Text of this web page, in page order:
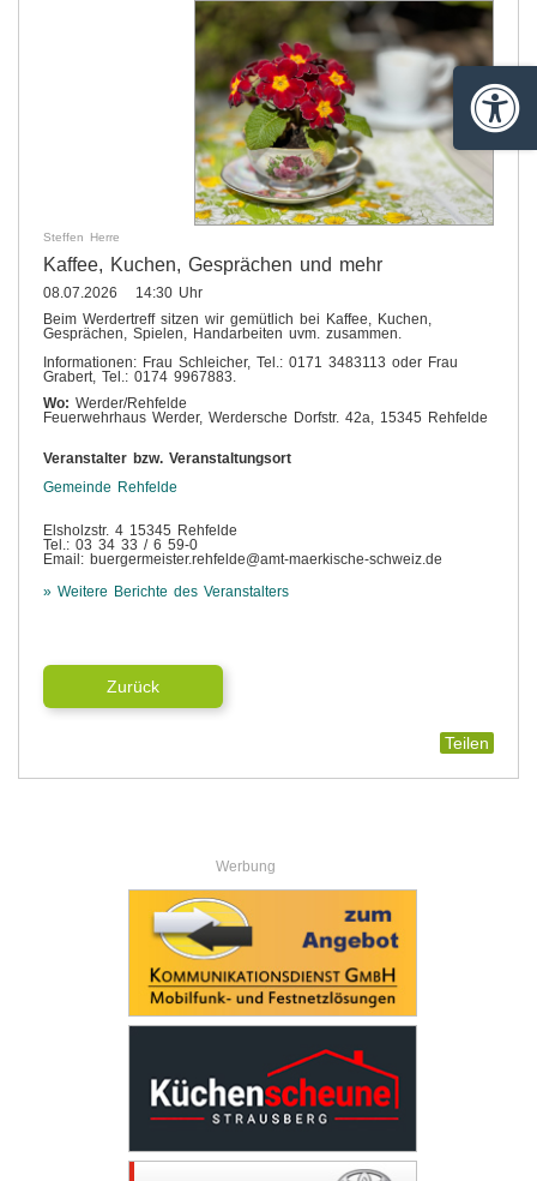
Steffen Herre
Kaffee, Kuchen, Gesprächen und mehr
08.07.2026 14:30 Uhr
Beim Werdertreff sitzen wir gemütlich bei Kaffee, Kuchen,
Gesprächen, Spielen, Handarbeiten uvm. zusammen.
Informationen: Frau Schleicher, Tel.: 0171 3483113 oder Frau
Grabert, Tel.: 0174 9967883.
Wo: Werder/Rehfelde
Feuerwehrhaus Werder, Werdersche Dorfstr. 42a, 15345 Rehfelde
Veranstalter bzw. Veranstaltungsort
Gemeinde Rehfelde
Elsholzstr. 4 15345 Rehfelde
Tel.: 03 34 33 / 6 59-0
Email: buergermeister.rehfelde@amt-maerkische-schweiz.de
» Weitere Berichte des Veranstalters
Zurück
Teilen
Werbung